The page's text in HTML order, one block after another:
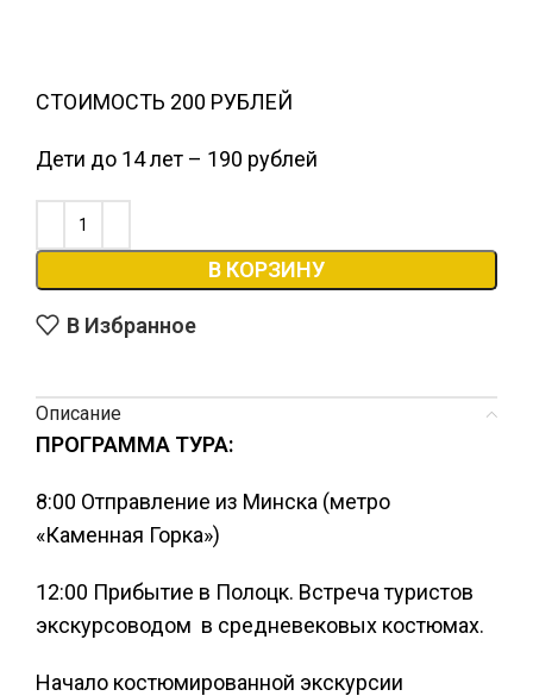
СТОИМОСТЬ 200 РУБЛЕЙ
Дети до 14 лет – 190 рублей
В КОРЗИНУ
В Избранное
Описание
ПРОГРАММА ТУРА:
8:00 Отправление из Минска (метро
«Каменная Горка»)
12:00 Прибытие в Полоцк. Встреча туристов
экскурсоводом в средневековых костюмах.
Начало костюмированной экскурсии